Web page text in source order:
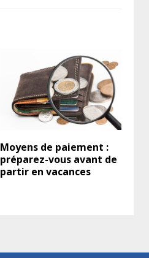
Moyens de paiement :
préparez-vous avant de
partir en vacances